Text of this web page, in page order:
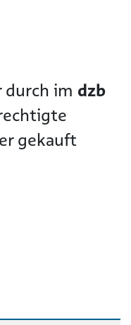
durch im dzb
gekauft